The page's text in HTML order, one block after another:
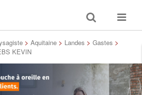
Toggle
search
Toggle
> Aquitaine > Landes > Gastes >
KEVIN